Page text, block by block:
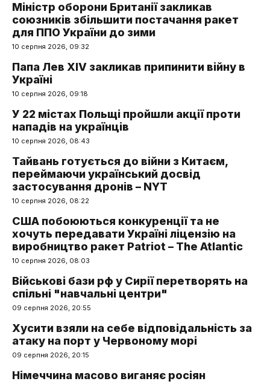
Міністр оборони Британії закликав
союзників збільшити постачання ракет
для ППО України до зими
10 серпня 2026, 09:32
Папа Лев XIV закликав припинити війну в
Україні
10 серпня 2026, 09:18
У 22 містах Польщі пройшли акції проти
нападів на українців
10 серпня 2026, 08:43
Тайвань готується до війни з Китаєм,
переймаючи український досвід
застосування дронів – NYT
10 серпня 2026, 08:22
США побоюються конкуренції та не
хочуть передавати Україні ліцензію на
виробництво ракет Patriot – The Atlantic
10 серпня 2026, 08:03
Військові бази рф у Сирії перетворять на
спільні "навчальні центри"
09 серпня 2026, 20:55
Хусити взяли на себе відповідальність за
атаку на порт у Червоному морі
09 серпня 2026, 20:15
Німеччина масово виганяє росіян